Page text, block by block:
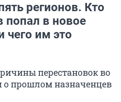
регионов. Кто
попал в новое
чего им это
перестановок во
о прошлом назначенцев